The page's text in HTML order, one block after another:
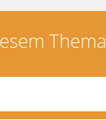
Thema